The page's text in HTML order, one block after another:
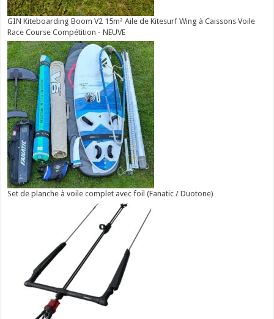
GIN Kiteboarding Boom V2 15m² Aile de Kitesurf Wing à Caissons Voile
Race Course Compétition - NEUVE
Set de planche à voile complet avec foil (Fanatic / Duotone)